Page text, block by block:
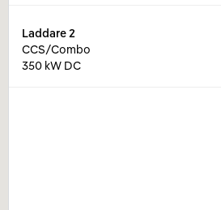
Laddare2
CCS/Combo
350 kW DC